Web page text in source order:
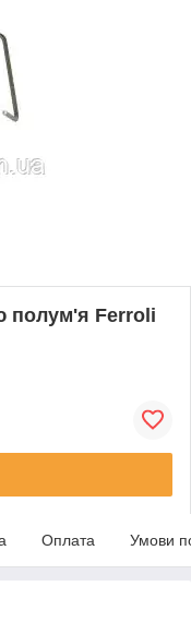
полум'я Ferroli
Оплата Умови